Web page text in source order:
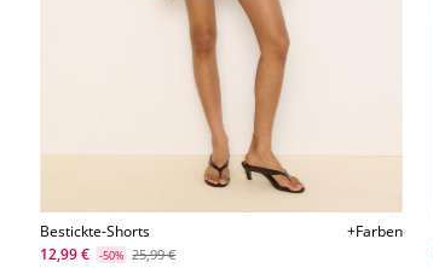
Bestickte-Shorts
+Farben
12,99 €
-50% 25,99 €